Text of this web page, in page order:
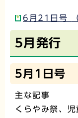
5月発行
5月1日号
主な記事
くらやみ祭、